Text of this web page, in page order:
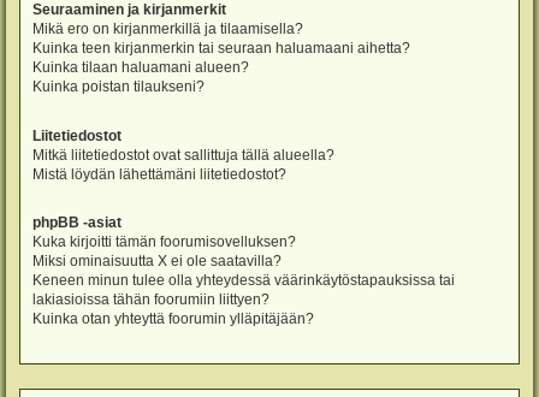
Seuraaminen ja kirjanmerkit
Mikä ero on kirjanmerkillä ja tilaamisella?
Kuinka teen kirjanmerkin tai seuraan haluamaani aihetta?
Kuinka tilaan haluamani alueen?
Kuinka poistan tilaukseni?
Liitetiedostot
Mitkä liitetiedostot ovat sallittuja tällä alueella?
Mistä löydän lähettämäni liitetiedostot?
phpBB -asiat
Kuka kirjoitti tämän foorumisovelluksen?
Miksi ominaisuutta X ei ole saatavilla?
Keneen minun tulee olla yhteydessä väärinkäytöstapauksissa tai
lakiasioissa tähän foorumiin liittyen?
Kuinka otan yhteyttä foorumin ylläpitäjään?